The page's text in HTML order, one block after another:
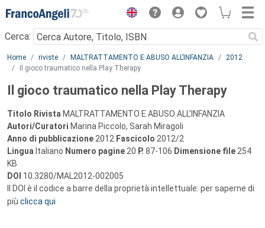
Menu
Cerca:
Main content
Home riviste MALTRATTAMENTO E ABUSO ALL’INFANZIA
2012
Il gioco traumatico nella Play Therapy
Il gioco traumatico nella Play Therapy
Titolo Rivista MALTRATTAMENTO E ABUSO ALL’INFANZIA
Autori/Curatori Marina Piccolo, Sarah Miragoli
Anno di pubblicazione 2012 Fascicolo 2012/2
Lingua Italiano Numero pagine 20 P. 87-106 Dimensione file 254
KB
DOI 10.3280/MAL2012-002005
Il DOI è il codice a barre della proprietà intellettuale: per saperne di
più clicca qui